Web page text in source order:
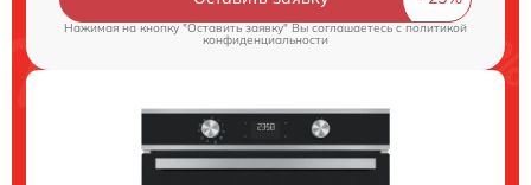
Нажимая на кнопку "Оставить заявку" Вы соглашаетесь cполитикой
конфиденциальности